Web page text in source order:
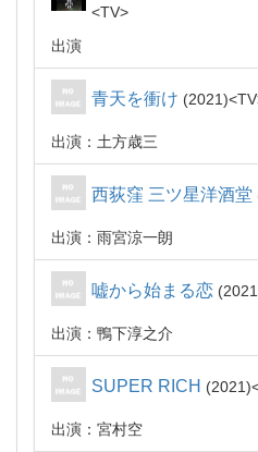
TV
出演
青天を衝け 2021 TV
出演：土方歳三
西荻窪 三ツ星洋酒堂
出演：雨宮涼一朗
嘘から始まる恋 2021
出演：鴨下淳之介
SUPER RICH 2021
出演：宮村空